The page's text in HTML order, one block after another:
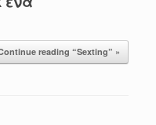
reading “Sexting” »